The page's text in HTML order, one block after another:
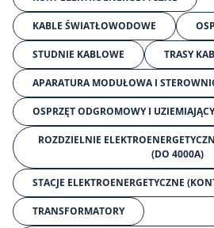
KABLE ŚWIATŁOWODOWE
STUDNIE KABLOWE TRASY
APARATURA MODUŁOWA I
OSPRZĘT ODGROMOWY I UZIEMIAJĄCY
ROZDZIELNIE
(DO 4000A)
STACJE ELEKTROENERGETYCZNE
TRANSFORMATORY